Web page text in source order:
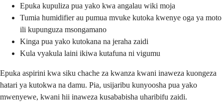
Epuka kupuliza pua yako kwa angalau wiki moja
Tumia humidifier au pumua mvuke kutoka kwenye oga ya moto
ili kupunguza msongamano
Kinga pua yako kutokana na jeraha zaidi
Kula vyakula laini ikiwa kutafuna ni vigumu
Epuka aspirini kwa siku chache za kwanza kwani inaweza kuongeza
hatari ya kutokwa na damu. Pia, usijaribu kunyoosha pua yako
mwenyewe, kwani hii inaweza kusababisha uharibifu zaidi.